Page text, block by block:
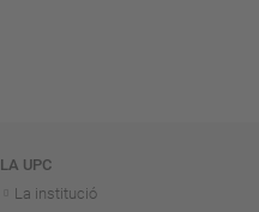
LA UPC
La institució